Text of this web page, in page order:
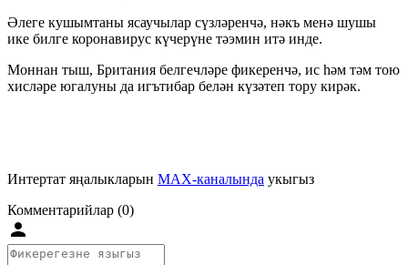
Әлеге кушымтаны ясаучылар сүзләренчә, нәкъ менә шушы
ике билге коронавирус күчерүне тәэмин итә инде.
Моннан тыш, Британия белгечләре фикеренчә, ис һәм тәм тою
хисләре югалуны да игътибар белән күзәтеп тору кирәк.
Интертат яңалыкларын MAX-каналында укыгыз
Комментарийлар (0)